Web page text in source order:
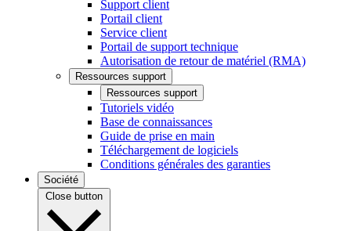
Support client
Portail client
Service client
Portail de support technique
Autorisation de retour de matériel (RMA)
Ressources support
Ressources support
Tutoriels vidéo
Base de connaissances
Guide de prise en main
Téléchargement de logiciels
Conditions générales des garanties
Société
Close button